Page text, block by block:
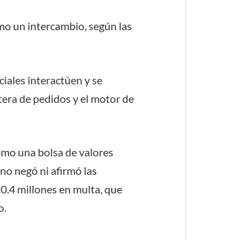
un intercambio, según las
interactúen y se
de pedidos y el motor de
una bolsa de valores
negó ni afirmó las
millones en multa, que